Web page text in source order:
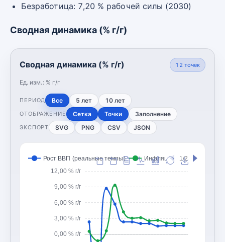
Безработица: 7,20 % рабочей силы (2030)
Сводная динамика (% г/г)
Сводная динамика (% г/г)
Ед. изм.: % г/г
12 точек
ПЕРИОД Все 5 лет 10 лет
ОТОБРАЖЕНИЕ Сетка Точки Заполнение
ЭКСПОРТ SVG PNG CSV JSON
0,00 % г/г
3,00 % г/г
6,00 % г/г
9,00 % г/г
12,00 % г/г
Рост ВВП (реальные темпы) Инфляция (CPI,
1/2